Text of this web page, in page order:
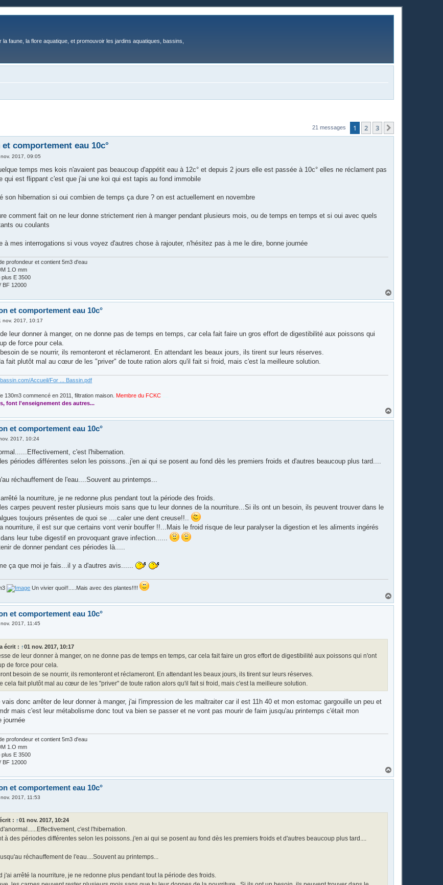
faune, la flore aquatique, et promouvoir les jardins aquatiques, bassins,
21 messages 1 2 3
comportement eau 10c°
2017, 09:05
temps mes kois n'avaient pas beaucoup d'appétit eau à 12c° et depuis 2 jours elle est passée à 10c° elles ne réclament pas
qui est flippant c'est que j'ai une koi qui est tapis au fond immobile
son hibernation si oui combien de temps ça dure ? on est actuellement en novembre
comment fait on ne leur donne strictement rien à manger pendant plusieurs mois, ou de temps en temps et si oui avec quels
ou coulants
à mes interrogations si vous voyez d'autres chose à rajouter, n'hésitez pas à me le dire, bonne journée
profondeur et contient 5m3 d'eau
1.O mm
plus E 3500
BF 12000
a
et comportement eau 10c°
nov. 2017, 10:17
leur donner à manger, on ne donne pas de temps en temps, car cela fait faire un gros effort de digestibilité aux poissons qui
de force pour cela.
de se nourrir, ils remonteront et réclameront. En attendant les beaux jours, ils tirent sur leurs réserves.
fait plutôt mal au cœur de les "priver" de toute ration alors qu'il fait si froid, mais c'est la meilleure solution.
Accueil/For ... Bassin.pdf
130m3 commencé en 2011, filtration maison. Membre du FCKC ....
font l'enseignement des autres...
a
et comportement eau 10c°
2017, 10:24
c'est l'hibernation.
périodes différentes selon les poissons..j'en ai qui se posent au fond dès les premiers froids et d'autres beaucoup plus tard....
réchauffement de l'eau....Souvent au printemps...
la nourriture, je ne redonne plus pendant tout la période des froids.
carpes peuvent rester plusieurs mois sans que tu leur donnes de la nourriture...Si ils ont un besoin, ils peuvent trouver dans le
toujours présentes de quoi se ....caler une dent creuse!!..
nourriture, il est sur que certains vont venir bouffer !!...Mais le froid risque de leur paralyser la digestion et les aliments ingérés
leur tube digestif en provoquant grave infection......
de donner pendant ces périodes là.....
ça que moi je fais...il y a d'autres avis......
Un vivier quoi!!.....Mais avec des plantes!!!!
a
et comportement eau 10c°
2017, 11:45
a écrit : ↑01 nov. 2017, 10:17
de leur donner à manger, on ne donne pas de temps en temps, car cela fait faire un gros effort de digestibilité aux poissons qui n'ont
de force pour cela.
besoin de se nourrir, ils remonteront et réclameront. En attendant les beaux jours, ils tirent sur leurs réserves.
cela fait plutôt mal au cœur de les "priver" de toute ration alors qu'il fait si froid, mais c'est la meilleure solution.
donc arrêter de leur donner à manger, j'ai l'impression de les maltraiter car il est 11h 40 et mon estomac gargouille un peu et
mais c'est leur métabolisme donc tout va bien se passer et ne vont pas mourir de faim jusqu'au printemps c'était mon
journée
profondeur et contient 5m3 d'eau
1.O mm
plus E 3500
BF 12000
a
et comportement eau 10c°
2017, 11:53
: ↑01 nov. 2017, 10:24
c'est l'hibernation.
à des périodes différentes selon les poissons..j'en ai qui se posent au fond dès les premiers froids et d'autres beaucoup plus tard....
réchauffement de l'eau....Souvent au printemps...
j'ai arrêté la nourriture, je ne redonne plus pendant tout la période des froids.